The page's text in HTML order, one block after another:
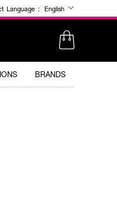
Language : English
BRANDS